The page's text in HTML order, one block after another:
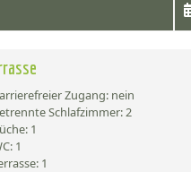
Zugang: nein
Schlafzimmer: 2
1
1
1